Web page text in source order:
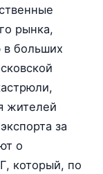
рынка,
в больших
жителей
за
о
который, по